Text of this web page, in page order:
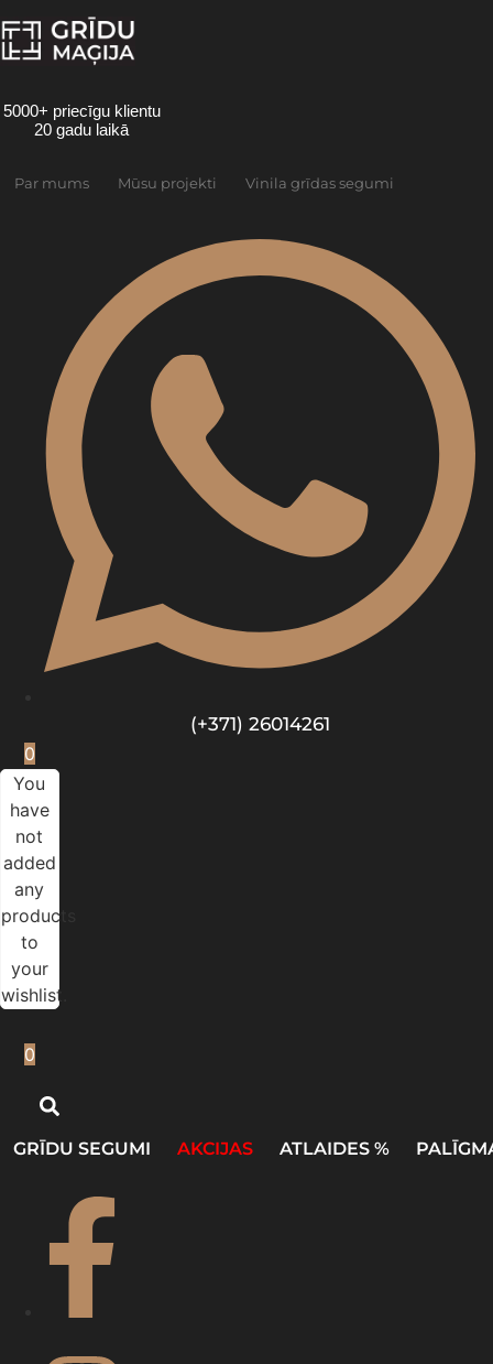
to
content
5000+ priecīgu klientu
20 gadu laikā
Par mums Mūsu projekti Vinila grīdas segumi
(+371) 26014261
0
You
have
not
added
any
products
to
your
wishlist.
0
GRĪDU SEGUMI AKCIJAS ATLAIDES %